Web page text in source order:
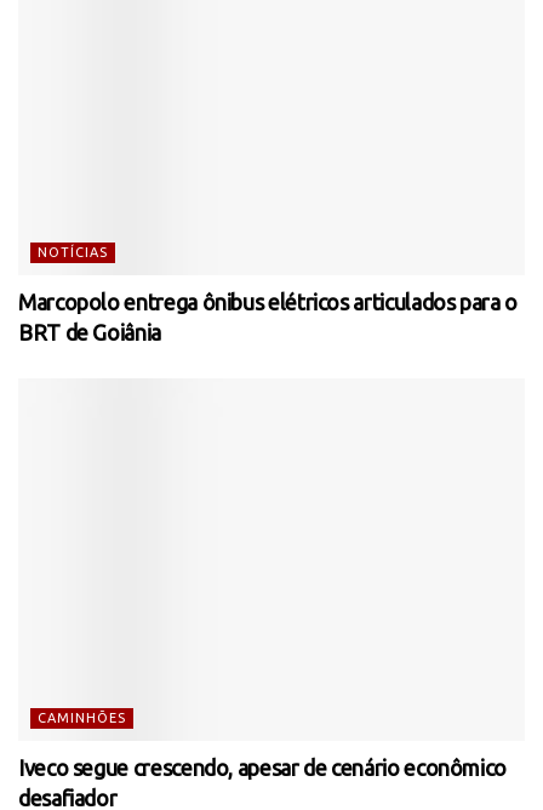
NOTÍCIAS
Marcopolo entrega ônibus elétricos articulados para o
BRT de Goiânia
CAMINHÕES
Iveco segue crescendo, apesar de cenário econômico
desafiador